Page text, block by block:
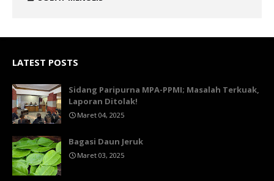
LATEST POSTS
Sidang Paripurna MPA-PPMI; Masalah Terkuak,
Laporan Ditolak!
Maret 04, 2025
Bagasi Daun Jeruk
Maret 03, 2025